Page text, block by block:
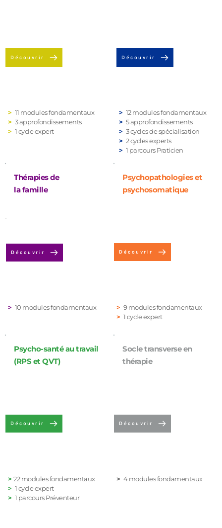
Découvrir
> 11 modules fondamentaux
> 3 approfondissements
> 1 cycle expert
Découvrir
> 12 modules fondamentaux
> 5 approfondissements
> 3 cycles de spécialisation
> 2 cycles experts
> 1 parcours Praticien
Thérapies de
la famille
Découvrir
> 10 modules fondamentaux
Psychopathologies et
psychosomatique
Découvrir
> 9 modules fondamentaux
> 1 cycle expert
Psycho-santé au travail
(RPS et QVT)
Découvrir
> 22 modules fondamentaux
> 1 cycle expert
> 1 parcours Préventeur
Socle transverse en
thérapie
Découvrir
> 4 modules fondamentaux